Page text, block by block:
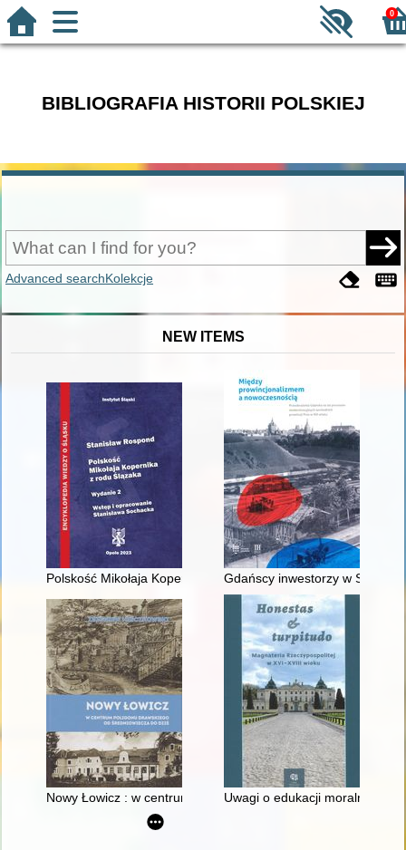
0
BIBLIOGRAFIA HISTORII POLSKIEJ
Advanced searchKolekcje
NEW ITEMS
Polskość Mikołaja Kopernika z rodu Ślązaka
Gdańscy inwestorzy w
Nowy Łowicz : w centrum poligonu drawskiego od
Uwagi o edukacji moralnej